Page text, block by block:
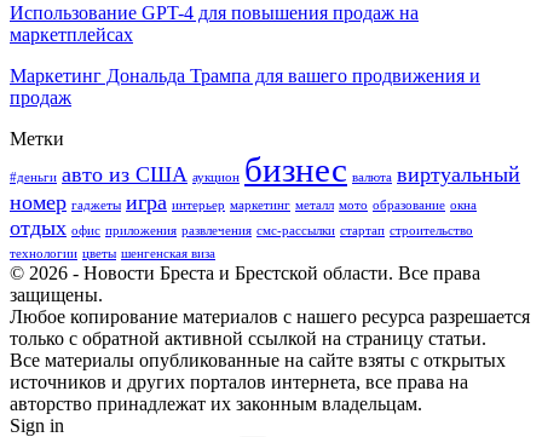
Использование GPT-4 для повышения продаж на
маркетплейсах
Маркетинг Дональда Трампа для вашего продвижения и
продаж
Метки
#деньги авто из США аукцион бизнес валюта виртуальный
номер гаджеты игра интерьер маркетинг металл мото образование окна
отдых офис приложения развлечения смс-рассылки стартап строительство
технологии цветы шенгенская виза
© 2026 - Новости Бреста и Брестской области. Все права
защищены.
Любое копирование материалов с нашего ресурса разрешается
только с обратной активной ссылкой на страницу статьи.
Все материалы опубликованные на сайте взяты с открытых
источников и других порталов интернета, все права на
авторство принадлежат их законным владельцам.
Sign in